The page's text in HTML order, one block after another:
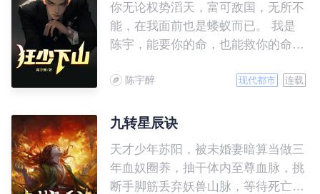
你无论权势滔天，富可敌国，无所不
能，在我面前也是蝼蚁而已。 我是
陈宇，能要你的命，也能救你的命，
勇攀高峰： 大师娘，华佗版神医...
最美强者，不服就干... ...... 九师
师娘们辅助你飞升，主宰世界，挡
者...，一个字，“死”
陈宇醉 现代都市 连载
九转星辰诀
天才少年苏阳，被未婚妻暗算当做三
年血奴圈养，抽干体内至尊血脉，挑
断手脚筋丢弃妖兽山脉，等待死亡来